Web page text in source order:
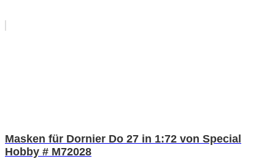
Masken für Dornier Do 27 in 1:72 von Special
Hobby # M72028